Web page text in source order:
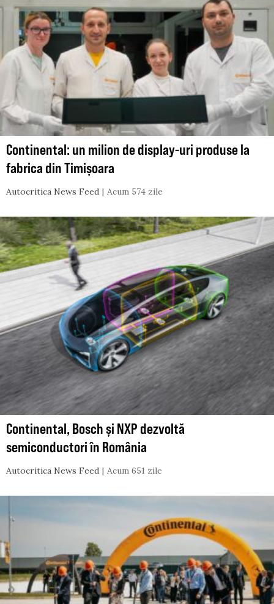
Continental: un milion de display-uri produse la
fabrica din Timișoara
Autocritica News Feed Acum 574 zile
Continental, Bosch și NXP dezvoltă
semiconductori în România
Autocritica News Feed Acum 651 zile